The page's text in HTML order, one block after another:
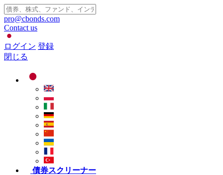
pro@cbonds.com
Contact us
ログイン 登録
閉じる
債券スクリーナー